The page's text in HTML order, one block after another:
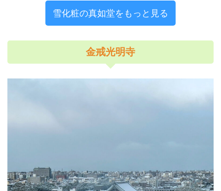
雪化粧の真如堂をもっと見る
金戒光明寺